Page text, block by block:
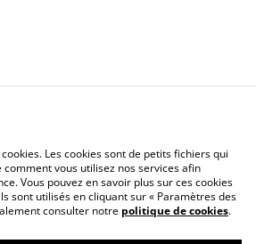
de
Politique de cookies
Calendrier:
Les cookies sont de petits fichiers qui
vous utilisez nos services afin
Vous pouvez en savoir plus sur ces cookies
sont utilisés en cliquant sur « Paramètres des
consulter notre politique de cookies.